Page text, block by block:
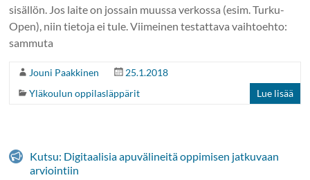
sisällön. Jos laite on jossain muussa verkossa (esim. Turku-
Open), niin tietoja ei tule. Viimeinen testattava vaihtoehto:
sammuta
Jouni Paakkinen
25.1.2018
Yläkoulun oppilasläppärit
Lue lisää
Kutsu: Digitaalisia apuvälineitä oppimisen jatkuvaan
arviointiin